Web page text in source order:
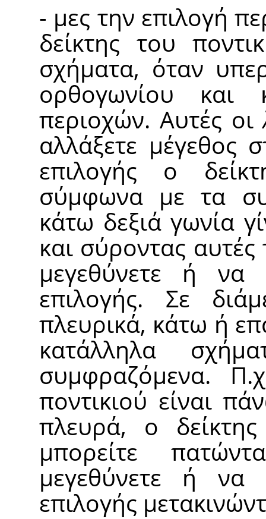
- μες την επιλογή
δείκτης του
σχήματα, όταν
ορθογωνίου και
περιοχών. Αυτές οι
αλλάξετε μέγεθος
επιλογής ο
σύμφωνα με τα
κάτω δεξιά γωνία
και σύροντας αυτές
μεγεθύνετε ή να
επιλογής. Σε
πλευρικά, κάτω ή
κατάλληλα
συμφραζόμενα.
ποντικιού είναι
πλευρά, ο
μπορείτε
μεγεθύνετε ή να
επιλογής